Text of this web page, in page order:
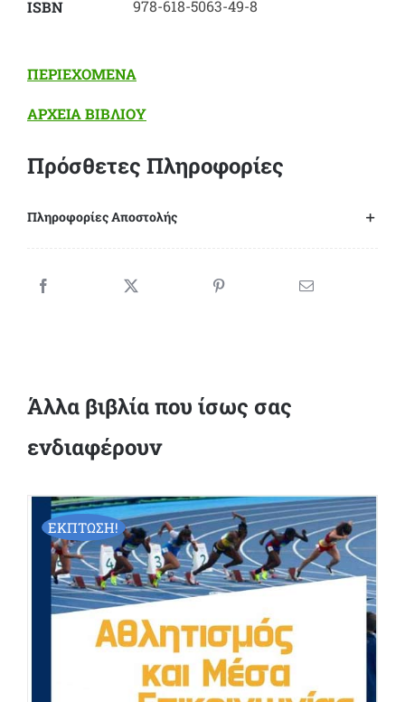
ΙSBN
978-618-5063-49-8
ΠΕΡΙΕΧΟΜΕΝΑ
ΑΡΧΕΙΑ ΒΙΒΛΙΟΥ
Πρόσθετες Πληροφορίες
Πληροφορίες Αποστολής
Άλλα βιβλία που ίσως σας
ενδιαφέρουν
ΕΚΠΤΩΣΗ!